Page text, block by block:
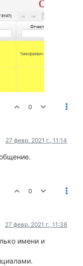
0
27 февр. 2021 г., 11:14
0
27 февр. 2021 г., 11:38
имени и